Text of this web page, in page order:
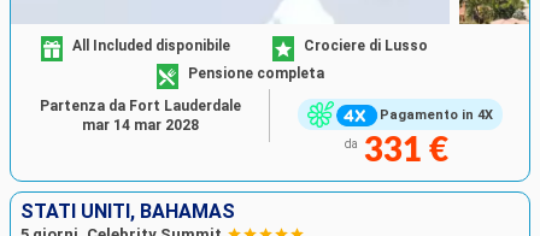
Pagamento in 4X
All Included disponibile
Crociere di Lusso
Pensione completa
da 331 €
Partenza da Fort Lauderdale
mar 14 mar 2028
STATI UNITI, BAHAMAS